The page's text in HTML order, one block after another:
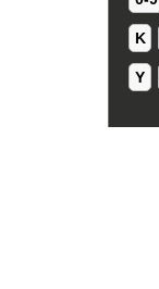
K
Y